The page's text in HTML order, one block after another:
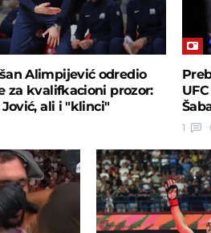
Alimpijević odredio
za kvalifkacioni prozor:
ali i "klinci"
1